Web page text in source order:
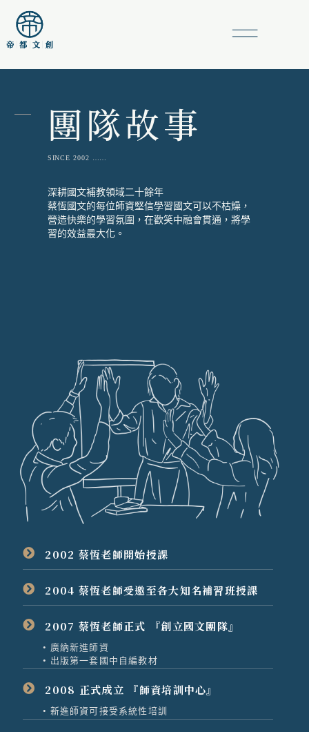
團隊故事
SINCE 2002 ……
深耕國文補教領域二十餘年
蔡恆國文的每位師資堅信學習國文可以不枯燥，
營造快樂的學習氛圍，在歡笑中融會貫通，將學
習的效益最大化。
2002 蔡恆老師開始授課
2004 蔡恆老師受邀至各大知名補習班授課
2007 蔡恆老師正式 『創立國文團隊』
• 廣納新進師資
• 出版第一套國中自編教材
2008 正式成立 『師資培訓中心』
• 新進師資可接受系統性培訓